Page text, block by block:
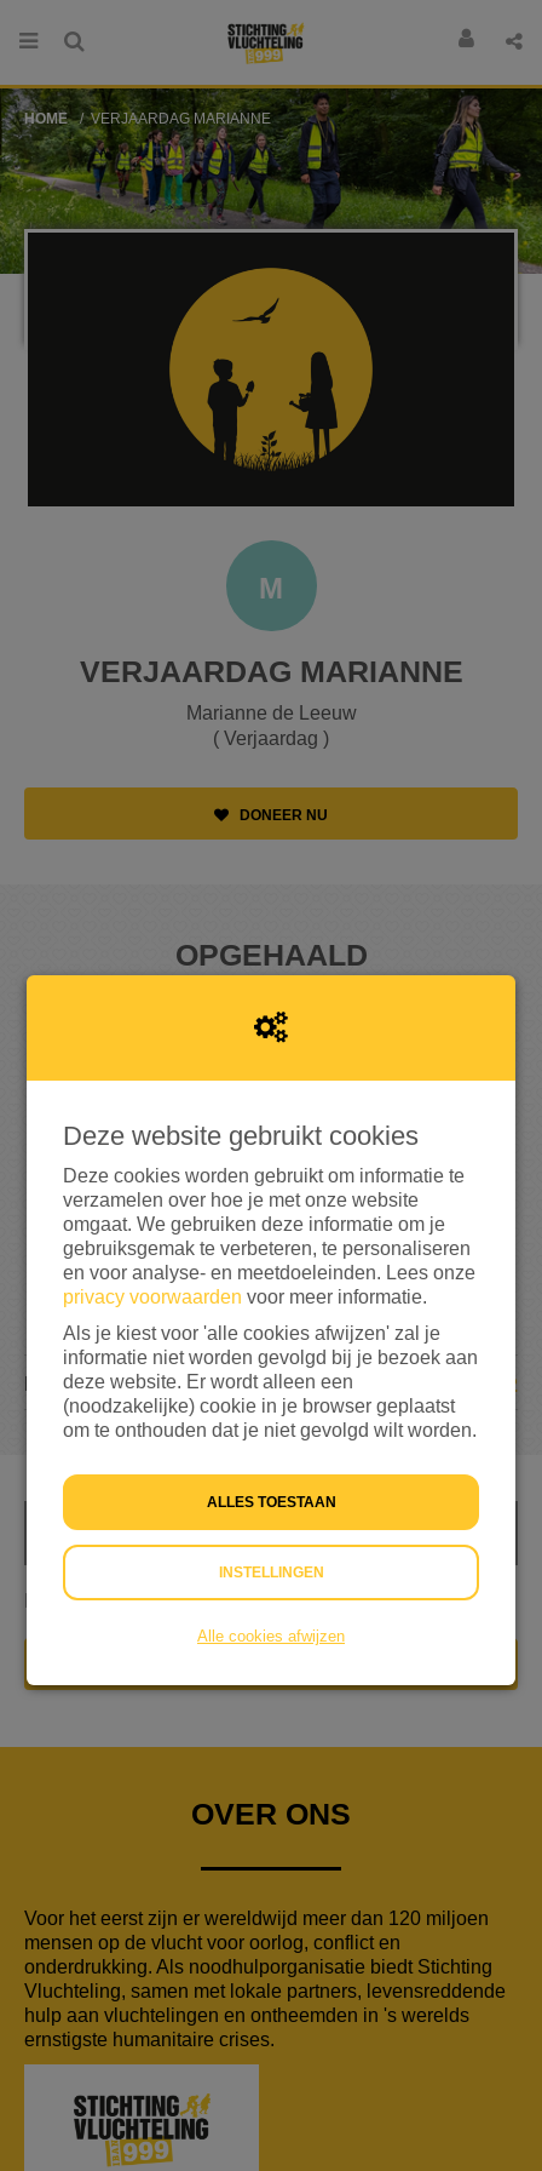
HOME VERJAARDAG MARIANNE
M
VERJAARDAG MARIANNE
Marianne de Leeuw
( Verjaardag )
DONEER NU
OPGEHAALD
7 1 5
bereikt van mijn streefbedrag
22
DONATIES
INFO
Ik heb alles al, anderen hebben het meer nodig
OVER ONS
Voor het eerst zijn er wereldwijd meer dan 120 miljoen
mensen op de vlucht voor oorlog, conflict en
onderdrukking. Als noodhulporganisatie biedt Stichting
Vluchteling, samen met lokale partners, levensreddende
hulp aan vluchtelingen en ontheemden in 's werelds
ernstigste humanitaire crises.
Deze website gebruikt cookies
Deze cookies worden gebruikt om informatie te
verzamelen over hoe je met onze website
omgaat. We gebruiken deze informatie om je
gebruiksgemak te verbeteren, te personaliseren
en voor analyse- en meetdoeleinden. Lees onze
privacy voorwaarden voor meer informatie.
Als je kiest voor 'alle cookies afwijzen' zal je
informatie niet worden gevolgd bij je bezoek aan
deze website. Er wordt alleen een
(noodzakelijke) cookie in je browser geplaatst
om te onthouden dat je niet gevolgd wilt worden.
ALLES TOESTAAN
INSTELLINGEN
Alle cookies afwijzen